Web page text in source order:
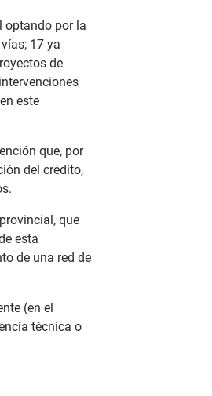
optando por la
17 ya
de
este
que, por
del crédito,
que
esta
de una red de
(en el
técnica o